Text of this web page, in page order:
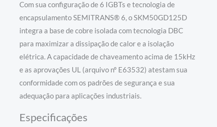
Com sua configuração de 6 IGBTs e tecnologia de
encapsulamento SEMITRANS® 6, o SKM50GD125D
integra a base de cobre isolada com tecnologia DBC
para maximizar a dissipação de calor e a isolação
elétrica. A capacidade de chaveamento acima de 15kHz
e as aprovações UL (arquivo nº E63532) atestam sua
conformidade com os padrões de segurança e sua
adequação para aplicações industriais.
Especificações